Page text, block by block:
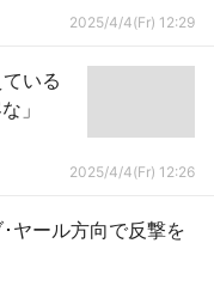
2025/4/4(Fr) 12:29
いる
」
2025/4/4(Fr) 12:26
ヤール方向で反撃を